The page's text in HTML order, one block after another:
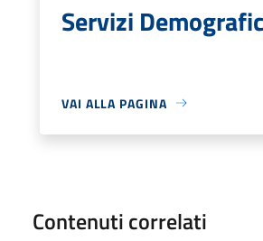
Servizi
VAI ALLA PAGINA
Contenuti correlati